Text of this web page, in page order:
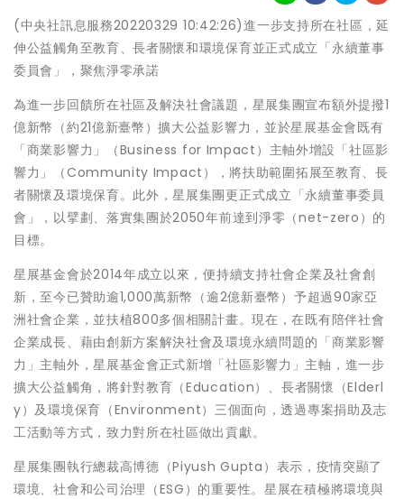
(中央社訊息服務20220329 10:42:26)進一步支持所在社區，延
伸公益觸角至教育、長者關懷和環境保育並正式成立「永續董事
委員會」，聚焦淨零承諾
為進一步回饋所在社區及解決社會議題，星展集團宣布額外提撥1
億新幣（約21億新臺幣）擴大公益影響力，並於星展基金會既有
「商業影響力」（Business for Impact）主軸外增設「社區影
響力」（Community Impact），將扶助範圍拓展至教育、長
者關懷及環境保育。此外，星展集團更正式成立「永續董事委員
會」，以擘劃、落實集團於2050年前達到淨零（net-zero）的
目標。
星展基金會於2014年成立以來，便持續支持社會企業及社會創
新，至今已贊助逾1,000萬新幣（逾2億新臺幣）予超過90家亞
洲社會企業，並扶植800多個相關計畫。現在，在既有陪伴社會
企業成長、藉由創新方案解決社會及環境永續問題的「商業影響
力」主軸外，星展基金會正式新增「社區影響力」主軸，進一步
擴大公益觸角，將針對教育（Education）、長者關懷（Elderl
y）及環境保育（Environment）三個面向，透過專案捐助及志
工活動等方式，致力對所在社區做出貢獻。
星展集團執行總裁高博德（Piyush Gupta）表示，疫情突顯了
環境、社會和公司治理（ESG）的重要性。星展在積極將環境與